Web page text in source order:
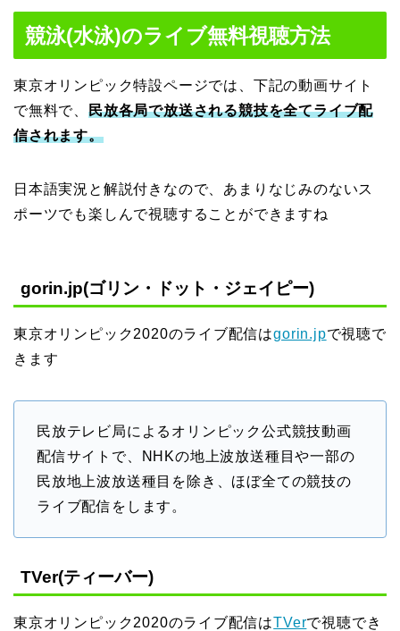
競泳(水泳)のライブ無料視聴方法
東京オリンピック特設ページでは、下記の動画サイト
で無料で、 民放各局で放送される競技を全てライブ配
信されます。
日本語実況と解説付きなので、あまりなじみのないス
ポーツでも楽しんで視聴することができますね
gorin.jp(ゴリン・ドット・ジェイピー)
東京オリンピック2020のライブ配信はgorin.jpで視聴で
きます
民放テレビ局によるオリンピック公式競技動画
配信サイトで、NHKの地上波放送種目や一部の
民放地上波放送種目を除き、ほぼ全ての競技の
ライブ配信をします。
TVer(ティーバー)
東京オリンピック2020のライブ配信はTVerで視聴でき